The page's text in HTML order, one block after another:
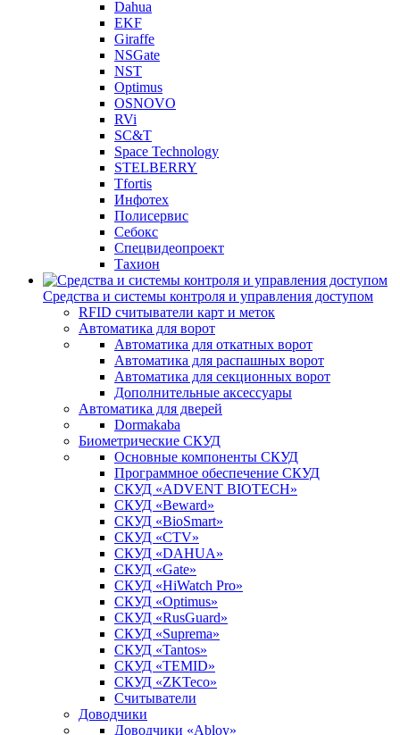
Dahua
EKF
Giraffe
NSGate
NST
Optimus
OSNOVO
RVi
SC&T
Space Technology
STELBERRY
Tfortis
Инфотех
Полисервис
Себокс
Спецвидеопроект
Тахион
Средства и системы контроля и управления доступом
RFID считыватели карт и меток
Автоматика для ворот
Автоматика для откатных ворот
Автоматика для распашных ворот
Автоматика для секционных ворот
Дополнительные аксессуары
Автоматика для дверей
Dormakaba
Биометрические СКУД
Основные компоненты СКУД
Программное обеспечение СКУД
СКУД «ADVENT BIOTECH»
СКУД «Beward»
СКУД «BioSmart»
СКУД «CTV»
СКУД «DAHUA»
СКУД «Gate»
СКУД «HiWatch Pro»
СКУД «Optimus»
СКУД «RusGuard»
СКУД «Suprema»
СКУД «Tantos»
СКУД «TEMID»
СКУД «ZKTeco»
Считыватели
Доводчики
Доводчики «Abloy»